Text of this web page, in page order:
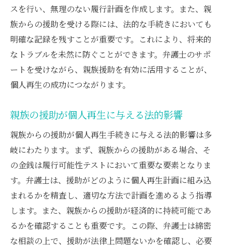
スを行い、無理のない履行計画を作成します。また、親
族からの援助を受ける際には、法的な手続きにおいても
明確な記録を残すことが重要です。これにより、将来的
なトラブルを未然に防ぐことができます。弁護士のサポ
ートを受けながら、親族援助を有効に活用することが、
個人再生の成功につながります。
親族の援助が個人再生に与える法的影響
親族からの援助が個人再生手続きに与える法的影響は多
岐にわたります。まず、親族からの援助がある場合、そ
の金銭は履行可能性テストにおいて重要な要素となりま
す。弁護士は、援助がどのように個人再生計画に組み込
まれるかを精査し、適切な方法で計画を進めるよう指導
します。また、親族からの援助が経済的に持続可能であ
るかを確認することも重要です。この際、弁護士は綿密
な相談の上で、援助が法律上問題ないかを確認し、必要